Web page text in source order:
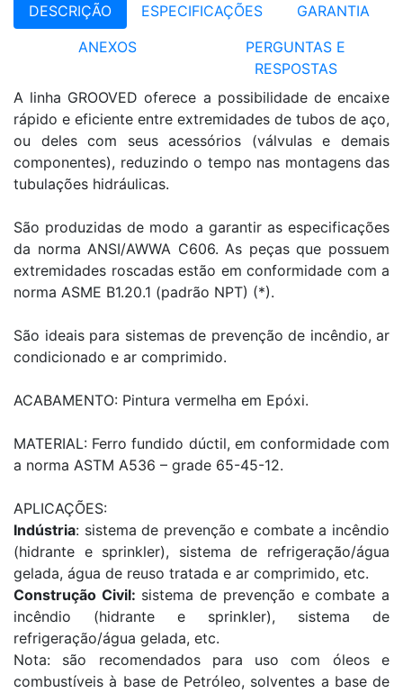
DESCRIÇÃO ESPECIFICAÇÕES
GARANTIA
ANEXOS
PERGUNTAS E
RESPOSTAS
A linha GROOVED oferece a possibilidade de encaixe
rápido e eficiente entre extremidades de tubos de aço,
ou deles com seus acessórios (válvulas e demais
componentes), reduzindo o tempo nas montagens das
tubulações hidráulicas.
São produzidas de modo a garantir as especificações
da norma ANSI/AWWA C606. As peças que possuem
extremidades roscadas estão em conformidade com a
norma ASME B1.20.1 (padrão NPT) (*).
São ideais para sistemas de prevenção de incêndio, ar
condicionado e ar comprimido.
ACABAMENTO: Pintura vermelha em Epóxi.
MATERIAL: Ferro fundido dúctil, em conformidade com
a norma ASTM A536 – grade 65-45-12.
APLICAÇÕES:
Indústria: sistema de prevenção e combate a incêndio
(hidrante e sprinkler), sistema de refrigeração/água
gelada, água de reuso tratada e ar comprimido, etc.
Construção Civil: sistema de prevenção e combate a
incêndio (hidrante e sprinkler), sistema de
refrigeração/água gelada, etc.
Nota: são recomendados para uso com óleos e
combustíveis à base de Petróleo, solventes a base de